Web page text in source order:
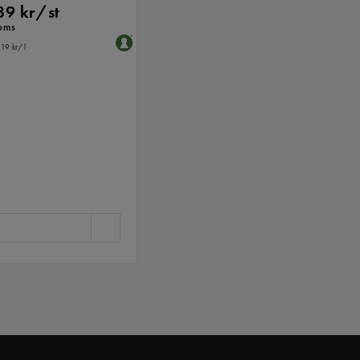
kr/st
kr/ l